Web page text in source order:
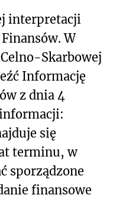
interpretacji
W
Skarbowej
Informację
z dnia 4
się
terminu, w
sporządzone
finansowe